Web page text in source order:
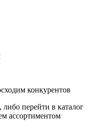
конкурентов
перейти в каталог
ассортиментом